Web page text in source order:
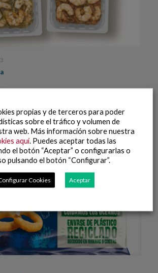
propias y de terceros para poder
sobre el tráfico y volumen de
web. Más información sobre nuestra
aquí. Puedes aceptar todas las
el botón “Aceptar” o configurarlas o
pulsando el botón “Configurar”.
Cookies Aceptar